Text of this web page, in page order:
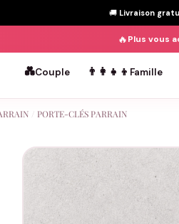
🚚 Livraison
🔥Plus vous
💑Couple 👨‍👩‍👧‍👦 Famille
PORTE-CLÉS PARRAIN